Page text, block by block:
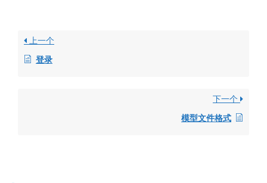
上一个
登录
下一个
模型文件格式